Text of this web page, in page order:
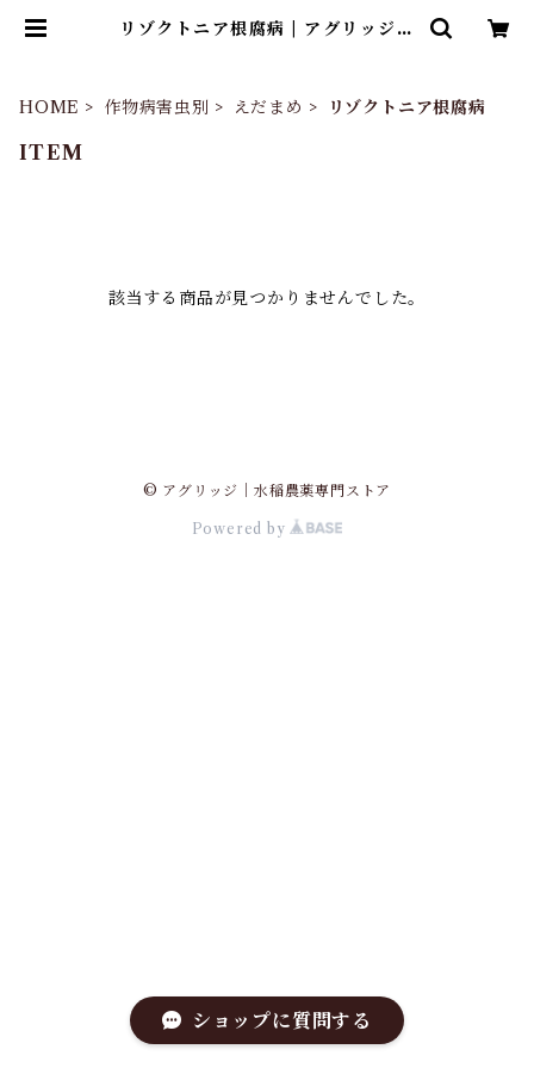
リゾクトニア根腐病 | アグリッジ｜
HOME 作物病害虫別 えだまめ リゾクトニア根腐病
ITEM
該当する商品が見つかりませんでした。
© アグリッジ｜水稲農薬専門ストア
Powered by
ショップに質問する